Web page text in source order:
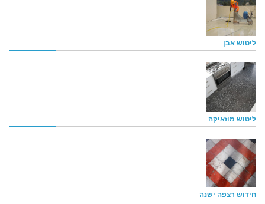
ליטוש אבן
ליטוש מוזאיקה
חידוש רצפה ישנה